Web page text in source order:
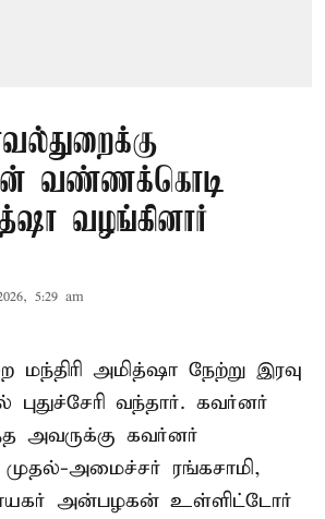
வண்ணக்கொடி
வழங்கினார்
5:29 am
அமித்ஷா நேற்று இரவு
புதுச்சேரி வந்தார். கவர்னர்
அவருக்கு கவர்னர்
அமைச்சர் ரங்கசாமி,
அன்பழகன் உள்ளிட்டோர்